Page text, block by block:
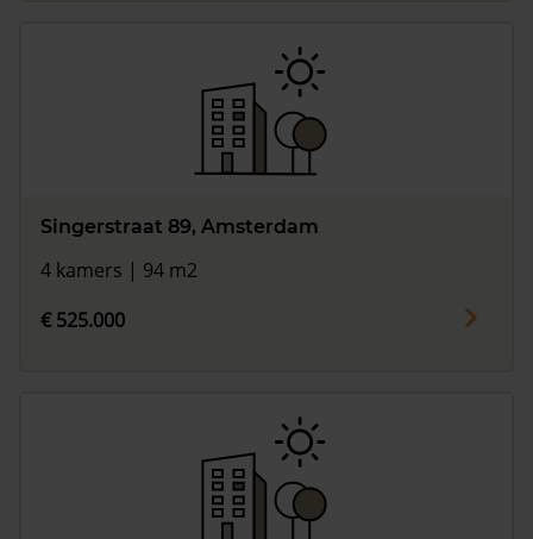
Singerstraat 89, Amsterdam
4 kamers | 94 m2
€ 525.000